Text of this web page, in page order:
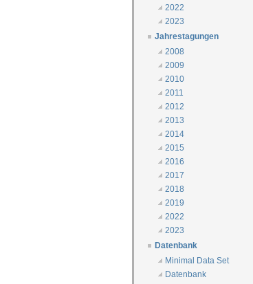
2022
2023
Jahrestagungen
2008
2009
2010
2011
2012
2013
2014
2015
2016
2017
2018
2019
2022
2023
Datenbank
Minimal Data Set
Datenbank